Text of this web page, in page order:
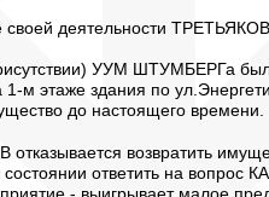
своей деятельности
присутствии) УУМ ШТУМБЕРГа
м этаже здания по
до настоящего времени.
возвратить
ответить на вопрос
- выигрывает малое